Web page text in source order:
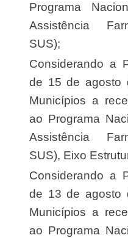
Programa
Assistência
SUS);
Considerando a Portaria nº 22/SCTIE/MS,
de 15 de agosto
Municípios a
ao Programa
Assistência
SUS), Eixo
Considerando a Portaria nº 39/SCTIE/MS,
de 13 de agosto
Municípios a
ao Programa